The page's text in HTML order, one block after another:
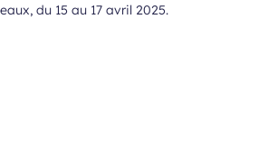
du 15 au 17 avril 2025.